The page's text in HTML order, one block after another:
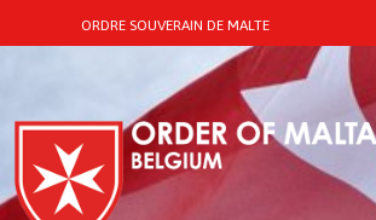
ORDRE SOUVERAIN DE MALTE